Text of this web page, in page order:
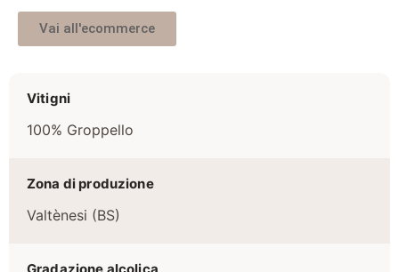
Vai all'ecommerce
Vitigni
100% Groppello
Zona di produzione
Valtènesi (BS)